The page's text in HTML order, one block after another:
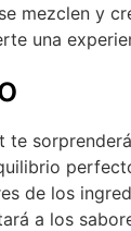
mezclen y
una
te
de los
a los